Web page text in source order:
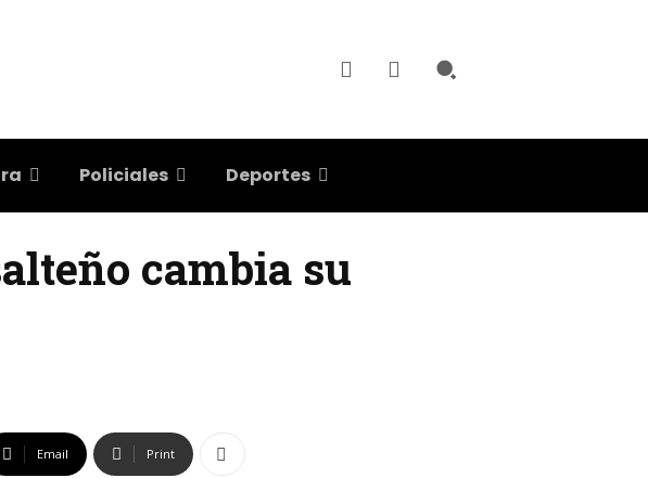
Policiales Deportes
cambia su
Email Print